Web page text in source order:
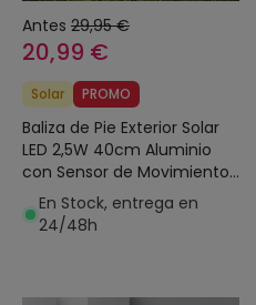
Antes 29,95 €
20,99 €
Solar PROMO
Baliza de Pie Exterior Solar
LED 2,5W 40cm Aluminio
con Sensor de Movimiento
Devah
En Stock, entrega en
24/48h